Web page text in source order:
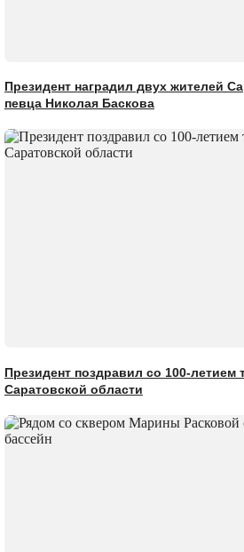
Президент наградил двух жителей
певца Николая Баскова
Президент поздравил со 100-летием
Саратовской области